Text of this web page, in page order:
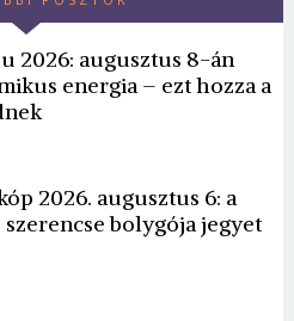
2026: augusztus 8-án
energia – ezt hozza a
2026. augusztus 6: a
szerencse bolygója jegyet